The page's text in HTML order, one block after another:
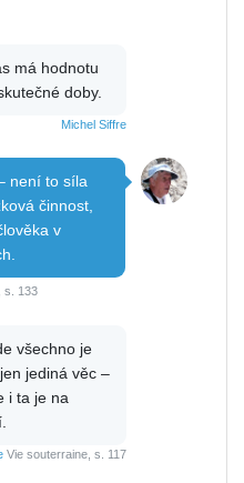
má hodnotu
doby.
Michel Siffre
není to síla
činnost,
v
s. 133
všechno je
jediná věc –
i ta je na
Vie souterraine, s. 117